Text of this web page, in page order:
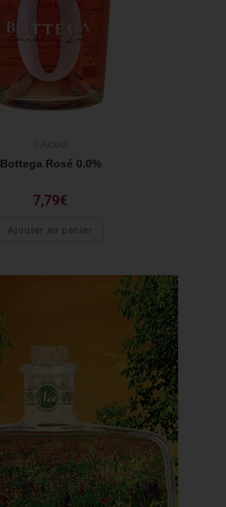
Bottega Rosé 0.0%
7,79€
Ajouter au panier